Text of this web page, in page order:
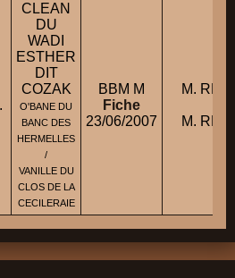
CLEAN
DU
WADI
ESTHER
DIT
COZAK
O'BANE DU
BANC DES
HERMELLES
/
VANILLE DU
CLOS DE LA
CECILERAIE
BBM M
Fiche
23/06/2007
M.
M.